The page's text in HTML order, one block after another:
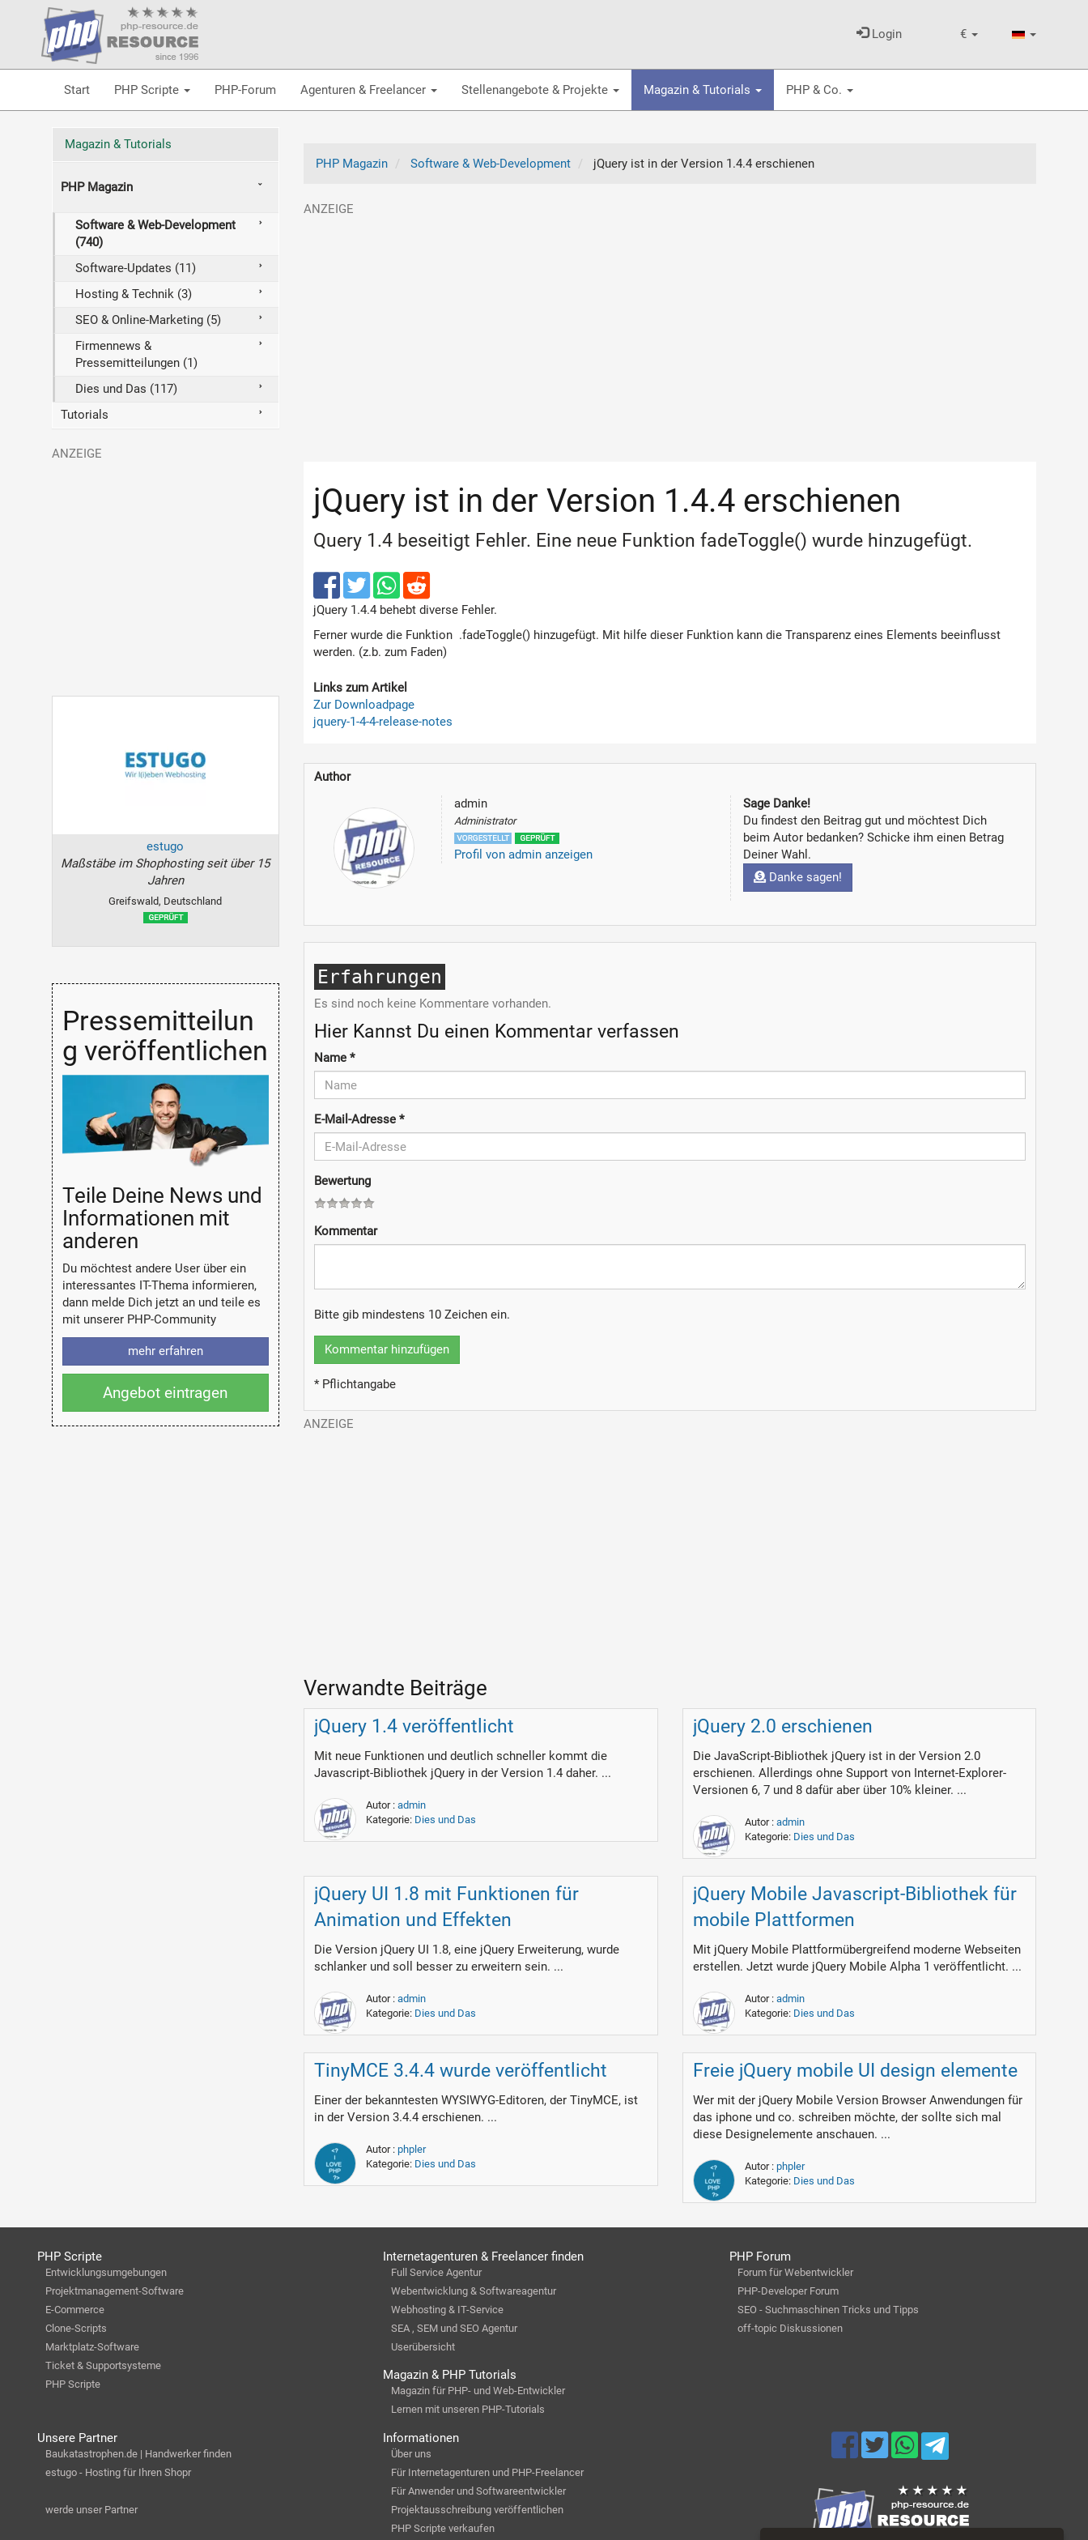
€
Login
Start PHP Scripte PHP-Forum Agenturen & Freelancer Stellenangebote & Projekte Magazin & Tutorials PHP & Co.
PHP Magazin Software & Web-Development jQuery ist in der Version 1.4.4 erschienen
jQuery ist in der Version 1.4.4 erschienen
Query 1.4 beseitigt Fehler. Eine neue Funktion fadeToggle() wurde hinzugefügt.
jQuery 1.4.4 behebt diverse Fehler.
Ferner wurde die Funktion .fadeToggle() hinzugefügt. Mit hilfe dieser Funktion kann die Transparenz eines Elements beeinflusst
werden. (z.b. zum Faden)
Links zum Artikel
Zur Downloadpage
jquery-1-4-4-release-notes
Author
admin
Administrator
Profil von admin anzeigen
Sage Danke!
Du findest den Beitrag gut und möchtest Dich
beim Autor bedanken? Schicke ihm einen Betrag
Deiner Wahl.
Danke sagen!
Erfahrungen
Es sind noch keine Kommentare vorhanden.
Hier Kannst Du einen Kommentar verfassen
Name*
E-Mail-Adresse*
Bewertung
Kommentar
Bitte gib mindestens 10 Zeichen ein.
Kommentar hinzufügen
* Pflichtangabe
Verwandte Beiträge
jQuery 1.4 veröffentlicht
Mit neue Funktionen und deutlich schneller kommt die
Javascript-Bibliothek jQuery in der Version 1.4 daher. ...
Autor :admin
Kategorie: Dies und Das
jQuery 2.0 erschienen
Die JavaScript-Bibliothek jQuery ist in der Version 2.0
erschienen. Allerdings ohne Support von Internet-Explorer-
Versionen 6, 7 und 8 dafür aber über 10% kleiner. ...
Autor : admin
Kategorie: Dies und Das
jQuery UI 1.8 mit Funktionen für
Animation und Effekten
Die Version jQuery UI 1.8, eine jQuery Erweiterung, wurde
schlanker und soll besser zu erweitern sein. ...
Autor :admin
Kategorie: Dies und Das
jQuery Mobile Javascript-Bibliothek für
mobile Plattformen
Mit jQuery Mobile Plattformübergreifend moderne Webseiten
erstellen. Jetzt wurde jQuery Mobile Alpha 1 veröffentlicht. ...
Autor : admin
Kategorie: Dies und Das
TinyMCE 3.4.4 wurde veröffentlicht
Einer der bekanntesten WYSIWYG-Editoren, der TinyMCE, ist
in der Version 3.4.4 erschienen. ...
Autor :phpler
Kategorie: Dies und Das
Freie jQuery mobile UI design elemente
Wer mit der jQuery Mobile Version Browser Anwendungen für
das iphone und co. schreiben möchte, der sollte sich mal
diese Designelemente anschauen. ...
Autor : phpler
Kategorie: Dies und Das
Magazin & Tutorials
PHP Magazin
Software & Web-Development
(740)
Software-Updates (11)
Hosting & Technik (3)
SEO & Online-Marketing (5)
Firmennews &
Pressemitteilungen (1)
Dies und Das (117)
Tutorials
estugo
Maßstäbe im Shophosting seit über 15
Jahren
Greifswald, Deutschland
Pressemitteilun
g veröffentlichen
Teile Deine News und
Informationen mit
anderen
Du möchtest andere User über ein
interessantes IT-Thema informieren,
dann melde Dich jetzt an und teile es
mit unserer PHP-Community
mehr erfahren
Angebot eintragen
PHP Scripte
Entwicklungsumgebungen
Projektmanagement-Software
E-Commerce
Clone-Scripts
Marktplatz-Software
Ticket & Supportsysteme
PHP Scripte
Internetagenturen & Freelancer finden
Full Service Agentur
Webentwicklung & Softwareagentur
Webhosting & IT-Service
SEA , SEM und SEO Agentur
Userübersicht
Magazin & PHP Tutorials
Magazin für PHP- und Web-Entwickler
Lernen mit unseren PHP-Tutorials
PHP Forum
Forum für Webentwickler
PHP-Developer Forum
SEO - Suchmaschinen Tricks und Tipps
off-topic Diskussionen
Unsere Partner
Baukatastrophen.de | Handwerker finden
estugo - Hosting für Ihren Shopr
werde unser Partner
Informationen
Über uns
Für Internetagenturen und PHP-Freelancer
Für Anwender und Softwareentwickler
Projektausschreibung veröffentlichen
PHP Scripte verkaufen